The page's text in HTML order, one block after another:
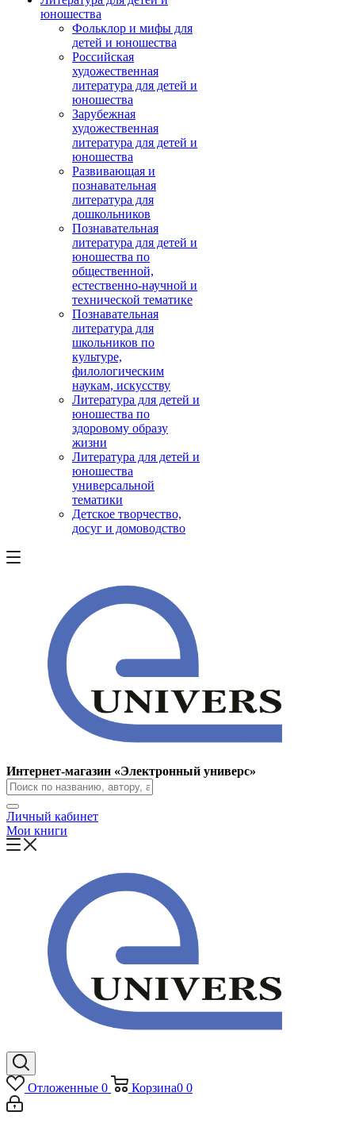
юношества
Фольклор и мифы для
детей и юношества
Российская
художественная
литература для детей и
юношества
Зарубежная
художественная
литература для детей и
юношества
Развивающая и
познавательная
литература для
дошкольников
Познавательная
литература для детей и
юношества по
общественной,
естественно-научной и
технической тематике
Познавательная
литература для
школьников по
культуре,
филологическим
наукам, искусству
Литература для детей и
юношества по
здоровому образу
жизни
Литература для детей и
юношества
универсальной
тематики
Детское творчество,
досуг и домоводство
Интернет-магазин «Электронный универс»
Личный кабинет
Мои книги
Отложенные 0 Корзина0 0